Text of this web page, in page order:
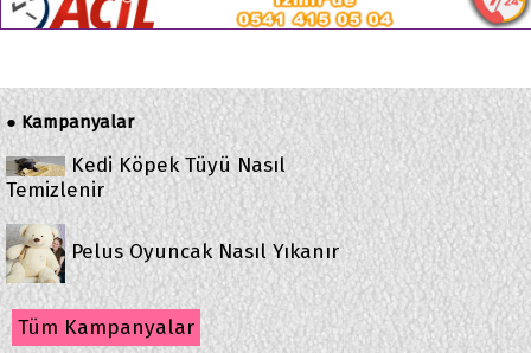
● Kampanyalar
Kedi Köpek Tüyü Nasıl
Temizlenir
Pelus Oyuncak Nasıl Yıkanır
Tüm Kampanyalar